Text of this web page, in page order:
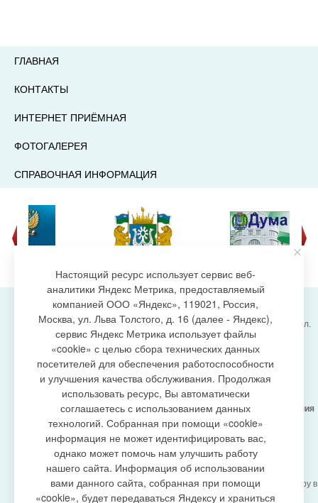
ГЛАВНАЯ
КОНТАКТЫ
ИНТЕРНЕТ ПРИЁМНАЯ
ФОТОГАЛЕРЕЯ
СПРАВОЧНАЯ ИНФОРМАЦИЯ
создание сайта
Администрация городского поселения Излучинск, ул.
Энергетиков, 6, пгт. Излучинск, Нижневартовский
район,
Ханты-Мансийский автономный округ-Югра
(Тюменская область), 628634
Сетевое изданиеhttps://www.gp-izluchinsk.ru
16+
Учредитель -Администрация городского поселения
Излучинск
Главный редактор - Бурич Денис Ярославович
Телефон/факс: (3466) 28-13-77 , e-mail:
admizl@rambler.ru
Сетевое изданиеhttps://www.gp-izluchinsk.ru
зарегистрировано Федеральной службой по надзору в
сфере связи,
Настоящий ресурс использует сервис веб-
аналитики Яндекс Метрика, предоставляемый
компанией ООО «Яндекс», 119021, Россия,
Москва, ул. Льва Толстого, д. 16 (далее - Яндекс),
сервис Яндекс Метрика использует файлы
«cookie» с целью сбора технических данных
посетителей для обеспечения работоспособности
и улучшения качества обслуживания. Продолжая
использовать ресурс, Вы автоматически
соглашаетесь с использованием данных
технологий. Собранная при помощи «cookie»
информация не может идентифицировать вас,
однако может помочь нам улучшить работу
нашего сайта. Информация об использовании
вами данного сайта, собранная при помощи
«cookie», будет передаваться Яндексу и храниться